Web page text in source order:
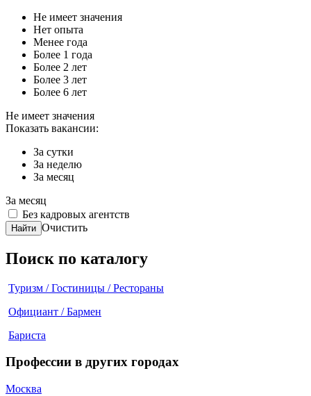
Не имеет значения
Нет опыта
Менее года
Более 1 года
Более 2 лет
Более 3 лет
Более 6 лет
Не имеет значения
Показать вакансии:
За сутки
За неделю
За месяц
За месяц
Без кадровых агентств
Найти Очистить
Поиск по каталогу
Туризм / Гостиницы / Рестораны
Официант / Бармен
Бариста
Профессии в других городах
Москва